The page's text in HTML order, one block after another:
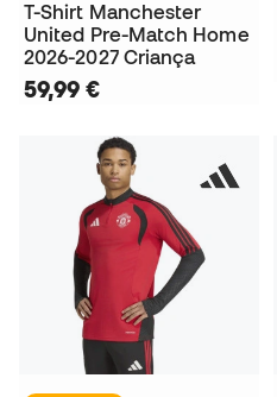
T-Shirt Manchester
United Pre-Match Home
2026-2027 Criança
59,99 €